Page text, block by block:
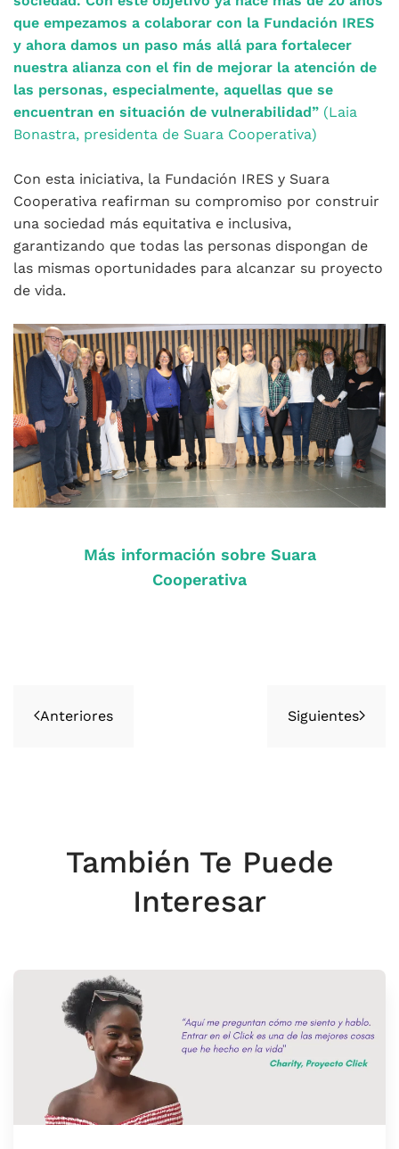
que empezamos a colaborar con la Fundación IRES
y ahora damos un paso más allá para fortalecer
nuestra alianza con el fin de mejorar la atención de
las personas, especialmente, aquellas que se
encuentran en situación de vulnerabilidad” (Laia
Bonastra, presidenta de Suara Cooperativa)
Con esta iniciativa, la Fundación IRES y Suara
Cooperativa reafirman su compromiso por construir
una sociedad más equitativa e inclusiva,
garantizando que todas las personas dispongan de
las mismas oportunidades para alcanzar su proyecto
de vida.
Más información sobre Suara
Cooperativa
Anteriores Siguientes
También Te Puede
Interesar